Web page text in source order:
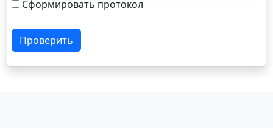
Сформировать протокол
Проверить